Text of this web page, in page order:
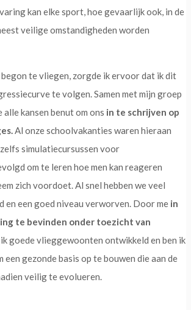
kan elke sport, hoe gevaarlijk ook, in de
veilige omstandigheden worden
begon te vliegen, zorgde ik ervoor dat ik dit
te volgen. Samen met mijn groep
alle kansen benut om ons in te schrijven op
Al onze schoolvakanties waren hieraan
simulatiecursussen voor
om te leren hoe men kan reageren
zich voordoet. Al snel hebben we veel
en een goed niveau verworven. Door me in
te bevinden onder toezicht van
ik goede vlieggewoonten ontwikkeld en ben ik
een gezonde basis op te bouwen die aan de
veilig te evolueren.